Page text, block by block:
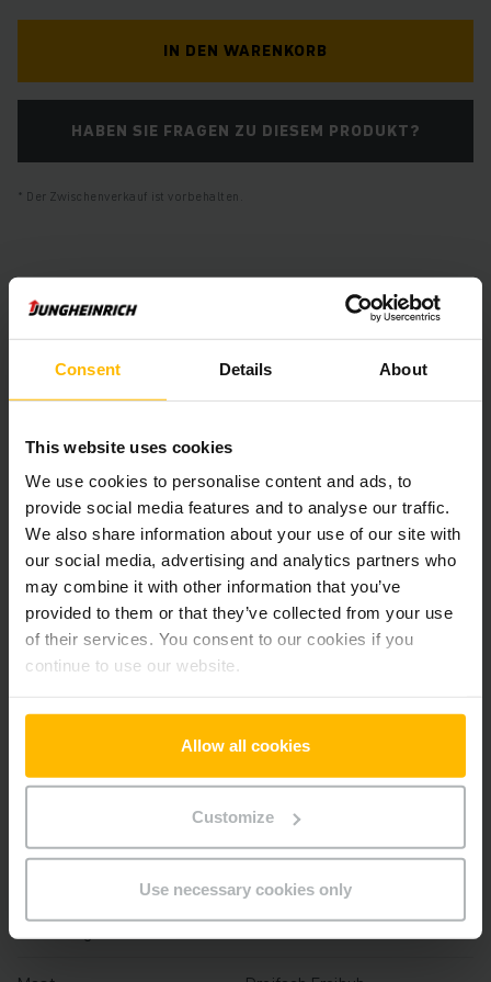
Consent Details About
This website uses cookies
We use cookies to personalise content and ads, to
provide social media features and to analyse our traffic.
We also share information about your use of our site with
our social media, advertising and analytics partners who
may combine it with other information that you’ve
provided to them or that they’ve collected from your use
of their services. You consent to our cookies if you
continue to use our website.
Allow all cookies
Customize
Use necessary cookies only
IN DEN WARENKORB
HABEN SIE FRAGEN ZU DIESEM PRODUKT?
Der Zwischenverkauf ist vorbehalten.
Produktinformationen
Zusammenfassung der technischen Spezifikationen und
Ausstattungen des Fahrzeugs.
Technische Daten
Batterie Blei-Säure, 48 V / 750 Ah
Ladegerät Ja, 48 V / 120 A
Batterie Aufarbeitungsjahr 2025
Baujahr
Hubhöhe
Tragfähigkeit 1600 kg
4840 h
2025 mm